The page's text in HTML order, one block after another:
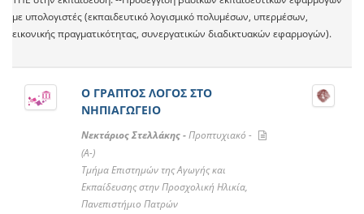
με υπολογιστές (εκπαιδευτικό λογισμικό πολυμέσων, υπερμέσων,
εικονικής πραγματικότητας, συνεργατικών διαδικτυακών εφαρμογών).
Ο ΓΡΑΠΤΟΣ ΛΟΓΟΣ ΣΤΟ
ΝΗΠΙΑΓΩΓΕΙΟ
Νεκτάριος Στελλάκης -Προπτυχιακό -
(A-)
Τμήμα Επιστημών της Αγωγής και
Εκπαίδευσης στην Προσχολική Ηλικία,
Πανεπιστήμιο Πατρών